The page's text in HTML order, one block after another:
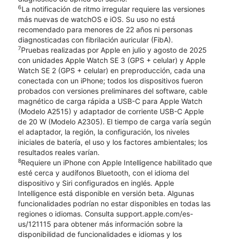
6La notificación de ritmo irregular requiere las versiones
más nuevas de watchOS e iOS. Su uso no está
recomendado para menores de 22 años ni personas
diagnosticadas con fibrilación auricular (FibA).
7Pruebas realizadas por Apple en julio y agosto de 2025
con unidades Apple Watch SE 3 (GPS + celular) y Apple
Watch SE 2 (GPS + celular) en preproducción, cada una
conectada con un iPhone; todos los dispositivos fueron
probados con versiones preliminares del software, cable
magnético de carga rápida a USB-C para Apple Watch
(Modelo A2515) y adaptador de corriente USB-C Apple
de 20 W (Modelo A2305). El tiempo de carga varía según
el adaptador, la región, la configuración, los niveles
iniciales de batería, el uso y los factores ambientales; los
resultados reales varían.
8Requiere un iPhone con Apple Intelligence habilitado que
esté cerca y audífonos Bluetooth, con el idioma del
dispositivo y Siri configurados en inglés. Apple
Intelligence está disponible en versión beta. Algunas
funcionalidades podrían no estar disponibles en todas las
regiones o idiomas. Consulta support.apple.com/es-
us/121115 para obtener más información sobre la
disponibilidad de funcionalidades e idiomas y los